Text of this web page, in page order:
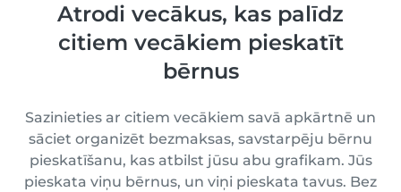
Atrodi vecākus, kas palīdz
citiem vecākiem pieskatīt
bērnus
Sazinieties ar citiem vecākiem savā apkārtnē un
sāciet organizēt bezmaksas, savstarpēju bērnu
pieskatīšanu, kas atbilst jūsu abu grafikam. Jūs
pieskata viņu bērnus, un viņi pieskata tavus. Bez